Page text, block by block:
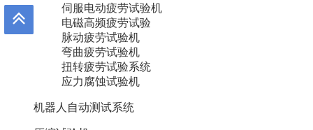
伺服电动疲劳试验机
电磁高频疲劳试验
脉动疲劳试验机
弯曲疲劳试验机
扭转疲劳试验系统
应力腐蚀试验机
机器人自动测试系统